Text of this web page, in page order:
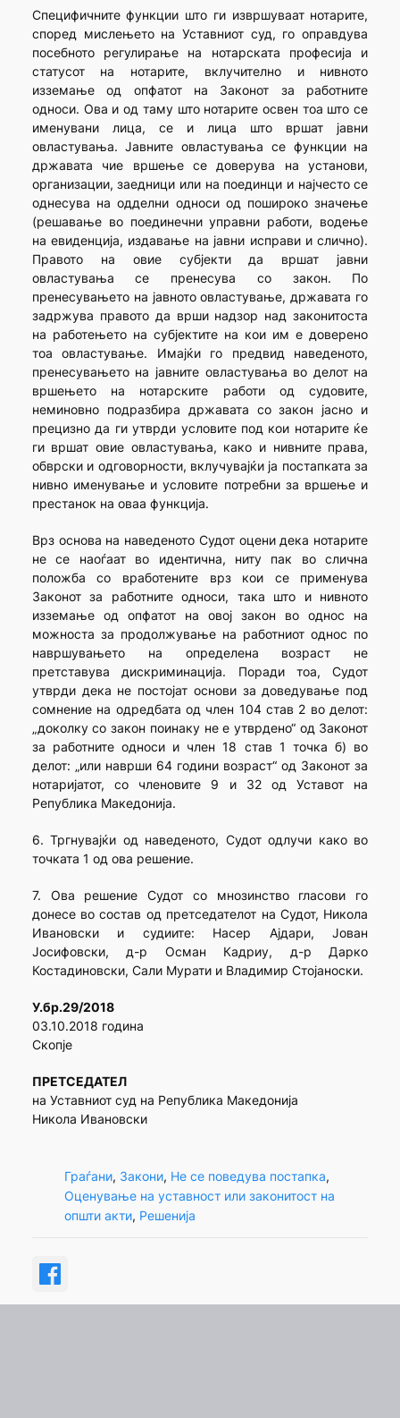
Специфичните функции што ги извршуваат нотарите,
според мислењето на Уставниот суд, го оправдува
посебното регулирање на нотарската професија и
статусот на нотарите, вклучително и нивното
изземање од опфатот на Законот за работните
односи. Ова и од таму што нотарите освен тоа што се
именувани лица, се и лица што вршат јавни
овластувања. Јавните овластувања се функции на
државата чие вршење се доверува на установи,
организации, заедници или на поединци и најчесто се
однесува на одделни односи од пошироко значење
(решавање во поединечни управни работи, водење
на евиденција, издавање на јавни исправи и слично).
Правото на овие субјекти да вршат јавни
овластувања се пренесува со закон. По
пренесувањето на јавното овластување, државата го
задржува правото да врши надзор над законитоста
на работењето на субјектите на кои им е доверено
тоа овластување. Имајќи го предвид наведеното,
пренесувањето на јавните овластувања во делот на
вршењето на нотарските работи од судовите,
неминовно подразбира државата со закон јасно и
прецизно да ги утврди условите под кои нотарите ќе
ги вршат овие овластувања, како и нивните права,
обврски и одговорности, вклучувајќи ја постапката за
нивно именување и условите потребни за вршење и
престанок на оваа функција.
Врз основа на наведеното Судот оцени дека нотарите
не се наоѓаат во идентична, ниту пак во слична
положба со вработените врз кои се применува
Законот за работните односи, така што и нивното
изземање од опфатот на овој закон во однос на
можноста за продолжување на работниот однос по
навршувањето на определена возраст не
претставува дискриминација. Поради тоа, Судот
утврди дека не постојат основи за доведување под
сомнение на одредбата од член 104 став 2 во делот:
„доколку со закон поинаку не е утврдено“ од Законот
за работните односи и член 18 став 1 точка б) во
делот: „или наврши 64 години возраст“ од Законот за
нотаријатот, со членовите 9 и 32 од Уставот на
Република Македонија.
6. Тргнувајќи од наведеното, Судот одлучи како во
точката 1 од ова решение.
7. Ова решение Судот со мнозинство гласови го
донесе во состав од претседателот на Судот, Никола
Ивановски и судиите: Насер Ајдари, Јован
Јосифовски, д-р Осман Кадриу, д-р Дарко
Костадиновски, Сали Мурати и Владимир Стојаноски.
У.бр.29/2018
03.10.2018 година
Скопје
ПРЕТСЕДАТЕЛ
на Уставниот суд на Република Македонија
Никола Ивановски
Граѓани, Закони, Не се поведува постапка
Оценување на уставност или законитост на
општи акти, Решенија